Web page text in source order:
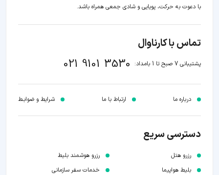
با دعوت به حرکت، پویایی و شادی جمعی همراه باشد.
تماس با کارناوال
پشتیبانی 7 صبح تا 1 بامداد: 021 9101 3530
درباره ما ارتباط با ما شرایط و ضوابـط
دسترسی سریع
رزرو هتل
بلیط هواپیما
رزرو هوشمند بلیط
خدمات سفر سازمانی